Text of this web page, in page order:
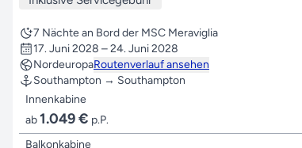
7 Nächte an Bord der MSC Meraviglia
17. Juni 2028 – 24. Juni 2028
NordeuropaRoutenverlauf ansehen
Southampton → Southampton
Innenkabine
ab1.049 € p.P.
Balkonkabine